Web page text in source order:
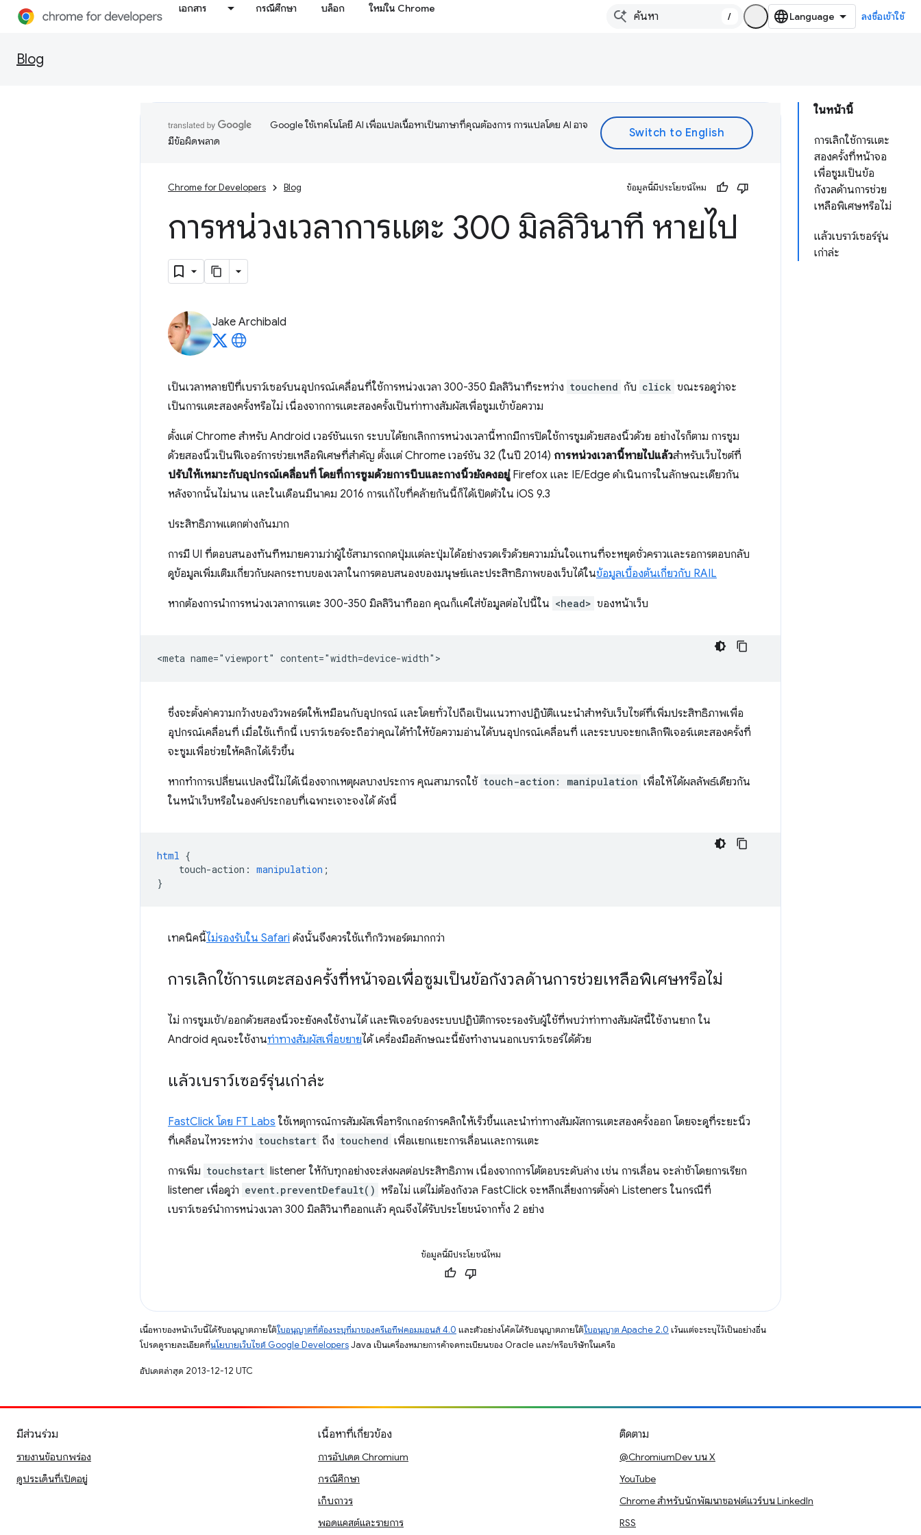
เอกสาร กรณีศึกษา บล็อก ใหม่ใน Chrome
/ ลงชื่อเข้าใช้
Blog
ในหน้านี้
การเลิกใช้การแตะ
สองครั้งที่หน้าจอ
เพื่อซูมเป็นข้อ
กังวลด้านการช่วย
เหลือพิเศษหรือไม่
แล้วเบราว์เซอร์รุ่น
เก่าล่ะ
Google ใช้เทคโนโลยี AI เพื่อแปลเนื้อหาเป็นภาษาที่คุณต้องการ การแปลโดย AI อาจ
มีข้อผิดพลาด
Chrome for Developers Blog ข้อมูลนี้มีประโยชน์ไหม
การหน่วงเวลาการแตะ 300 มิลลิวินาที หายไป
Jake Archibald
เป็นเวลาหลายปีที่เบราว์เซอร์บนอุปกรณ์เคลื่อนที่ใช้การหน่วงเวลา 300-350 มิลลิวินาทีระหว่าง touchend กับ click ขณะรอดูว่าจะ
เป็นการแตะสองครั้งหรือไม่ เนื่องจากการแตะสองครั้งเป็นท่าทางสัมผัสเพื่อซูมเข้าข้อความ
ตั้งแต่ Chrome สำหรับ Android เวอร์ชันแรก ระบบได้ยกเลิกการหน่วงเวลานี้หากมีการปิดใช้การซูมด้วยสองนิ้วด้วย อย่างไรก็ตาม การซูม
ด้วยสองนิ้วเป็นฟีเจอร์การช่วยเหลือพิเศษที่สำคัญ ตั้งแต่ Chrome เวอร์ชัน 32 (ในปี 2014) การหน่วงเวลานี้หายไปแล้วสำหรับเว็บไซต์ที่
ปรับให้เหมาะกับอุปกรณ์เคลื่อนที่ โดยที่การซูมด้วยการบีบและกางนิ้วยังคงอยู่Firefox และ IE/Edge ดำเนินการในลักษณะเดียวกัน
หลังจากนั้นไม่นาน และในเดือนมีนาคม 2016 การแก้ไขที่คล้ายกันนี้ก็ได้เปิดตัวใน iOS 9.3
ประสิทธิภาพแตกต่างกันมาก
การมี UI ที่ตอบสนองทันทีหมายความว่าผู้ใช้สามารถกดปุ่มแต่ละปุ่มได้อย่างรวดเร็วด้วยความมั่นใจแทนที่จะหยุดชั่วคราวและรอการตอบกลับ
ดูข้อมูลเพิ่มเติมเกี่ยวกับผลกระทบของเวลาในการตอบสนองของมนุษย์และประสิทธิภาพของเว็บได้ในข้อมูลเบื้องต้นเกี่ยวกับ RAIL
หากต้องการนำการหน่วงเวลาการแตะ 300-350 มิลลิวินาทีออก คุณก็แค่ใส่ข้อมูลต่อไปนี้ใน <head> ของหน้าเว็บ
ซึ่งจะตั้งค่าความกว้างของวิวพอร์ตให้เหมือนกับอุปกรณ์ และโดยทั่วไปถือเป็นแนวทางปฏิบัติแนะนำสำหรับเว็บไซต์ที่เพิ่มประสิทธิภาพเพื่อ
อุปกรณ์เคลื่อนที่ เมื่อใช้แท็กนี้ เบราว์เซอร์จะถือว่าคุณได้ทำให้ข้อความอ่านได้บนอุปกรณ์เคลื่อนที่ และระบบจะยกเลิกฟีเจอร์แตะสองครั้งที่
จะซูมเพื่อช่วยให้คลิกได้เร็วขึ้น
หากทําการเปลี่ยนแปลงนี้ไม่ได้เนื่องจากเหตุผลบางประการ คุณสามารถใช้ touch-action: manipulation เพื่อให้ได้ผลลัพธ์เดียวกัน
ในหน้าเว็บหรือในองค์ประกอบที่เฉพาะเจาะจงได้ ดังนี้
html {
touch-action : manipulation ;
}
เทคนิคนี้ไม่รองรับใน Safari ดังนั้นจึงควรใช้แท็กวิวพอร์ตมากกว่า
การเลิกใช้การแตะสองครั้งที่หน้าจอเพื่อซูมเป็นข้อกังวลด้านการช่วยเหลือพิเศษหรือไม่
ไม่ การซูมเข้า/ออกด้วยสองนิ้วจะยังคงใช้งานได้ และฟีเจอร์ของระบบปฏิบัติการจะรองรับผู้ใช้ที่พบว่าท่าทางสัมผัสนี้ใช้งานยาก ใน
Android คุณจะใช้งานท่าทางสัมผัสเพื่อขยายได้ เครื่องมือลักษณะนี้ยังทำงานนอกเบราว์เซอร์ได้ด้วย
แล้วเบราว์เซอร์รุ่นเก่าล่ะ
FastClick โดย FT Labs ใช้เหตุการณ์การสัมผัสเพื่อทริกเกอร์การคลิกให้เร็วขึ้นและนำท่าทางสัมผัสการแตะสองครั้งออก โดยจะดูที่ระยะนิ้ว
ที่เคลื่อนไหวระหว่าง touchstart ถึง touchend เพื่อแยกแยะการเลื่อนและการแตะ
การเพิ่ม touchstart listener ให้กับทุกอย่างจะส่งผลต่อประสิทธิภาพ เนื่องจากการโต้ตอบระดับล่าง เช่น การเลื่อน จะล่าช้าโดยการเรียก
listener เพื่อดูว่า event.preventDefault() หรือไม่ แต่ไม่ต้องกังวล FastClick จะหลีกเลี่ยงการตั้งค่า Listeners ในกรณีที่
เบราว์เซอร์นำการหน่วงเวลา 300 มิลลิวินาทีออกแล้ว คุณจึงได้รับประโยชน์จากทั้ง 2 อย่าง
ข้อมูลนี้มีประโยชน์ไหม
เนื้อหาของหน้าเว็บนี้ได้รับอนุญาตภายใต้ใบอนุญาตที่ต้องระบุที่มาของครีเอทีฟคอมมอนส์ 4.0 และตัวอย่างโค้ดได้รับอนุญาตภายใต้ใบอนุญาต Apache 2.0 เว้นแต่จะระบุไว้เป็นอย่างอื่น
โปรดดูรายละเอียดที่นโยบายเว็บไซต์ Google DevelopersJava เป็นเครื่องหมายการค้าจดทะเบียนของ Oracle และ/หรือบริษัทในเครือ
อัปเดตล่าสุด 2013-12-12 UTC
มีส่วนร่วม
รายงานข้อบกพร่อง
ดูประเด็นที่เปิดอยู่
เนื้อหาที่เกี่ยวข้อง
การอัปเดต Chromium
กรณีศึกษา
เก็บถาวร
พอดแคสต์และรายการ
ติดตาม
@ChromiumDev บน X
YouTube
Chrome สำหรับนักพัฒนาซอฟต์แวร์บน LinkedIn
RSS